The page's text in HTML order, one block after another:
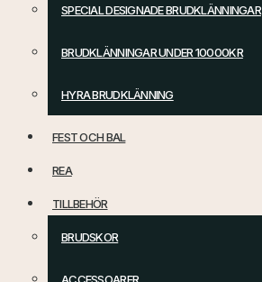
SPECIAL DESIGNADE BRUDKLÄNNINGAR
BRUDKLÄNNINGAR UNDER 10000KR
HYRA BRUDKLÄNNING
FEST OCH BAL
REA
TILLBEHÖR
BRUDSKOR